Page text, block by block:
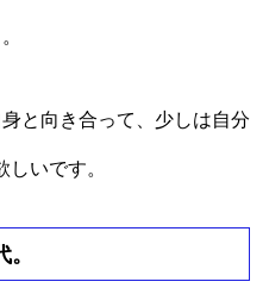
と向き合って、少しは自分
いです。